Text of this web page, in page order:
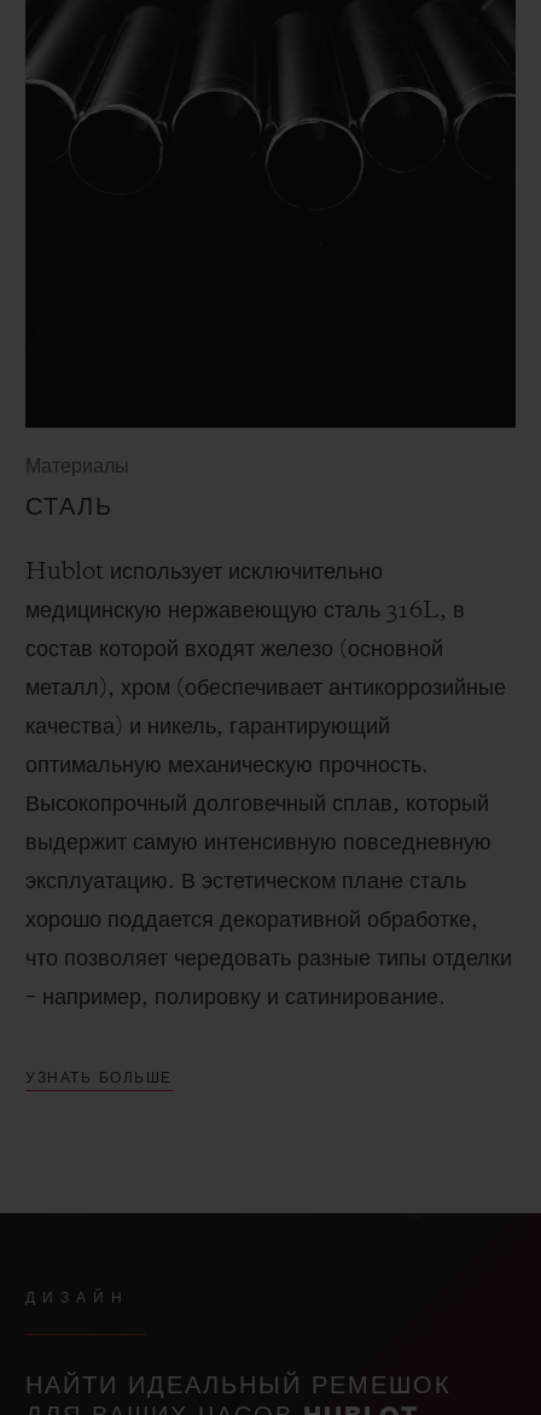
Материалы
СТАЛЬ
Hublot использует исключительно
медицинскую нержавеющую сталь 316L, в
состав которой входят железо (основной
металл), хром (обеспечивает антикоррозийные
качества) и никель, гарантирующий
оптимальную механическую прочность.
Высокопрочный долговечный сплав, который
выдержит самую интенсивную повседневную
эксплуатацию. В эстетическом плане сталь
хорошо поддается декоративной обработке,
что позволяет чередовать разные типы отделки
– например, полировку и сатинирование.
УЗНАТЬ БОЛЬШЕ
ДИЗАЙН
НАЙТИ ИДЕАЛЬНЫЙ РЕМЕШОК